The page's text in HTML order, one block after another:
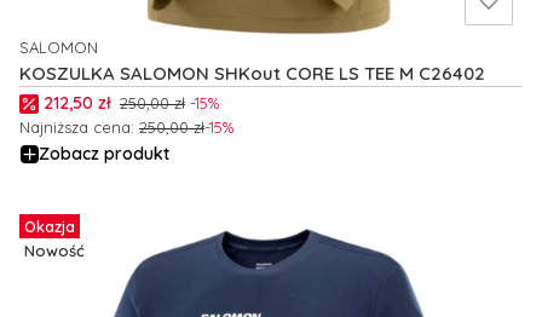
KOSZULKA SALOMON SHKout CORE LS TEE M C26402
PRODUCENT
SALOMON
Cena promocyjna
212,50 zł 250,00 zł -15%
Najniższa cena: 250,00 zł-15%
Zobacz produkt
Okazja
Nowość